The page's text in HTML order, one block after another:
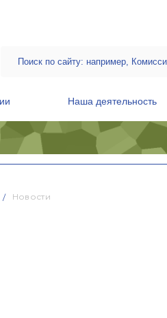
Наша деятельность
Новости